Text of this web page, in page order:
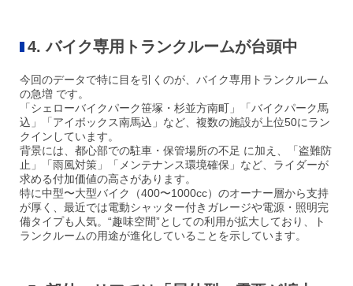
4. バイク専用トランクルームが台頭中
今回のデータで特に目を引くのが、バイク専用トランクルーム
の急増 です。
「シェローバイクパーク笹塚・杉並方南町」「バイクパーク馬
込」「アイボックス南馬込」など、複数の施設が上位50にラン
クインしています。
背景には、都心部での駐車・保管場所の不足 に加え、「盗難防
止」「雨風対策」「メンテナンス環境確保」など、ライダーが
求める付加価値の高さがあります。
特に中型〜大型バイク（400〜1000cc）のオーナー層から支持
が厚く、最近では電動シャッター付きガレージや電源・照明完
備タイプも人気。“趣味空間”としての利用が拡大しており、ト
ランクルームの用途が進化していることを示しています。